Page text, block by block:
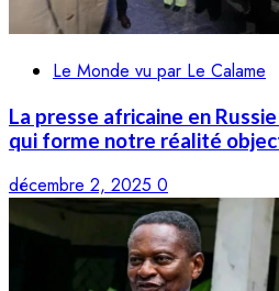
Le Monde vu par Le Calame
La presse africaine en
qui forme notre réalité
décembre 2, 2025 0